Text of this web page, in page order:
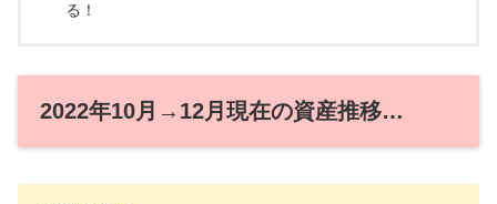
る！
2022年10月→12月現在の資産推移…